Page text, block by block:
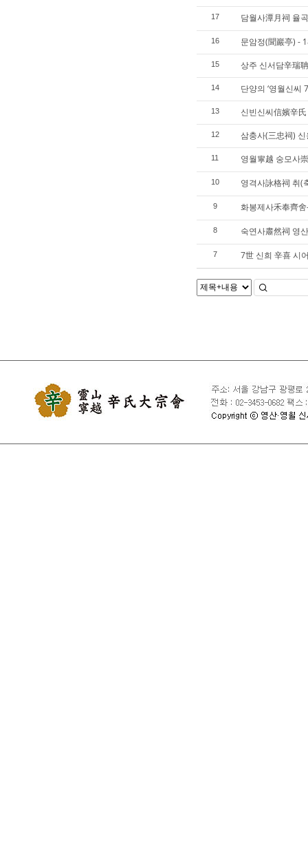
17 담월사潭月祠 율
16 문암정(聞巖亭) -
15 상주 신서담辛瑞
14 단양의 ‘영월신씨
13 신빈신씨信嬪辛
12 삼충사(三忠祠)
11 영월寧越 숭모사
10 영격사詠格祠 취(
9 화봉제사禾奉齊
8 숙연사肅然祠 영
7 7世 신희 辛喜 시